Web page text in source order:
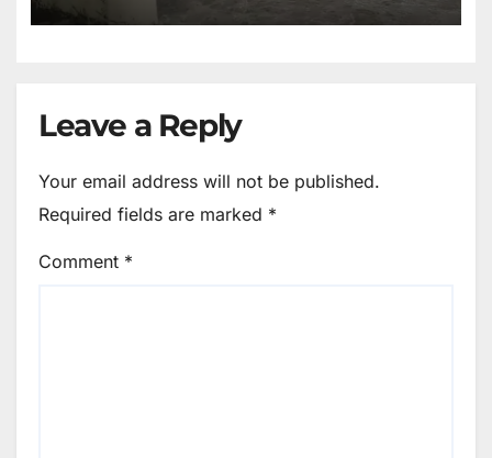
Leave a Reply
Your email address will not be published.
Required fields are marked *
Comment *